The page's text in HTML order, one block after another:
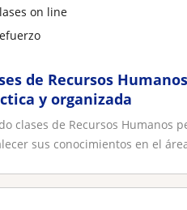
on line
de Recursos
y organizada
clases de Recursos Humanos
sus conocimientos en el